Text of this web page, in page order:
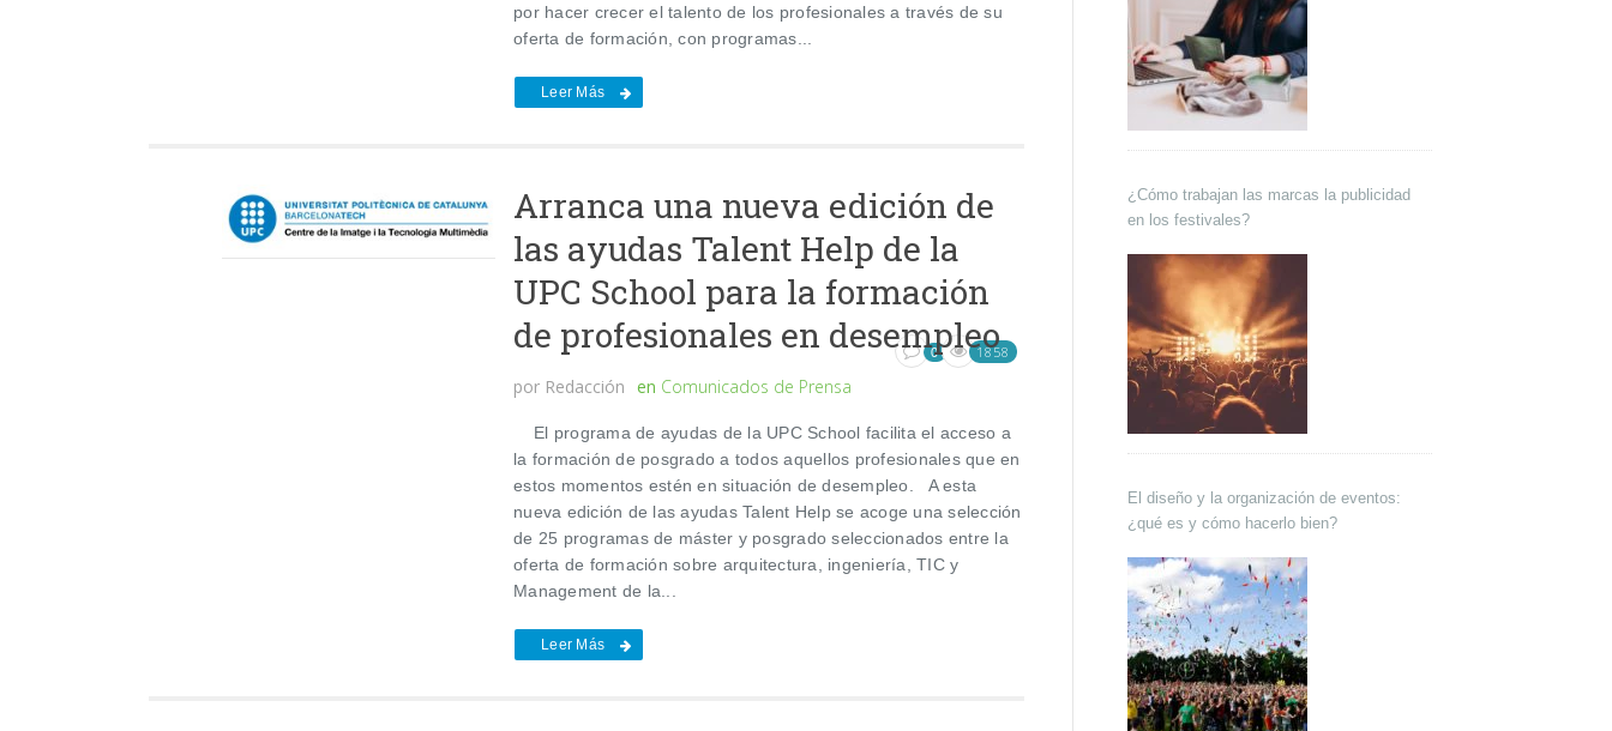
por hacer crecer el talento de los profesionales a través de su
oferta de formación, con programas...
Leer Más
Arranca una nueva edición de
las ayudas Talent Help de la
UPC School para la formación
de profesionales en desempleo
por Redacción en Comunicados de Prensa
0 1858
El programa de ayudas de la UPC School facilita el acceso a
la formación de posgrado a todos aquellos profesionales que en
estos momentos estén en situación de desempleo. A esta
nueva edición de las ayudas Talent Help se acoge una selección
de 25 programas de máster y posgrado seleccionados entre la
oferta de formación sobre arquitectura, ingeniería, TIC y
Management de la...
Leer Más
¿Cómo trabajan las marcas la publicidad
en los festivales?
El diseño y la organización de eventos:
¿qué es y cómo hacerlo bien?